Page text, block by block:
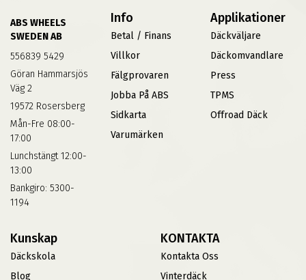
ABS WHEELS
SWEDEN AB
556839 5429
Göran Hammarsjös
Väg 2
19572 Rosersberg
Mån-Fre 08:00-
17:00
Lunchstängt 12:00-
13:00
Bankgiro: 5300-
1194
Info
Betal / Finans
Villkor
Fälgprovaren
Jobba På ABS
Sidkarta
Varumärken
Applikationer
Däckväljare
Däckomvandlare
Press
TPMS
Offroad Däck
Kunskap
Däckskola
Blog
KONTAKTA
Kontakta Oss
Vinterdäck